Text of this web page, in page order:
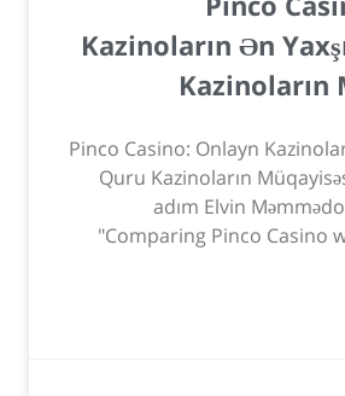
Kazinoların Ən
Kazinoların
Pinco Casino: Onlayn
Quru Kazinoların
adım Elvin
"Comparing Pinco Casino